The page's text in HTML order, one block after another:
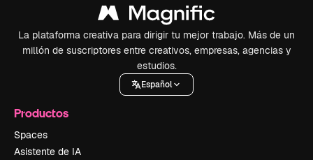
La plataforma creativa para dirigir tu mejor trabajo. Más de un
millón de suscriptores entre creativos, empresas, agencias y
estudios.
Español
Productos
Spaces
Asistente de IA